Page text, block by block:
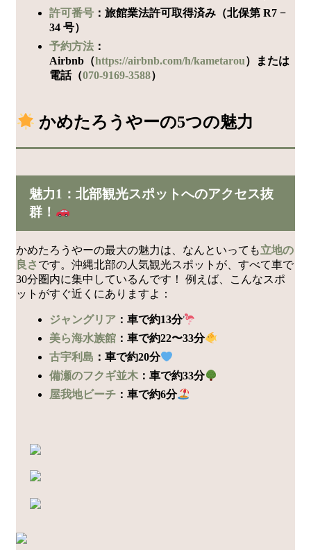
許可番号 ：旅館業法許可取得済み（北保第 R7 −
34 号）
予約方法 ：
Airbnb（https://airbnb.com/h/kametarou）または
電話（070-9169-3588）
かめたろうやーの5つの魅力
魅力1：北部観光スポットへのアクセス抜
群！
かめたろうやーの最大の魅力は、なんといっても立地の
良さです。沖縄北部の人気観光スポットが、すべて車で
30分圏内に集中しているんです！ 例えば、こんなスポ
ットがすぐ近くにありますよ：
ジャングリア ：車で約13分
美ら海水族館 ：車で約22〜33分
古宇利島 ：車で約20分
備瀬のフクギ並木 ：車で約33分
屋我地ビーチ ：車で約6分